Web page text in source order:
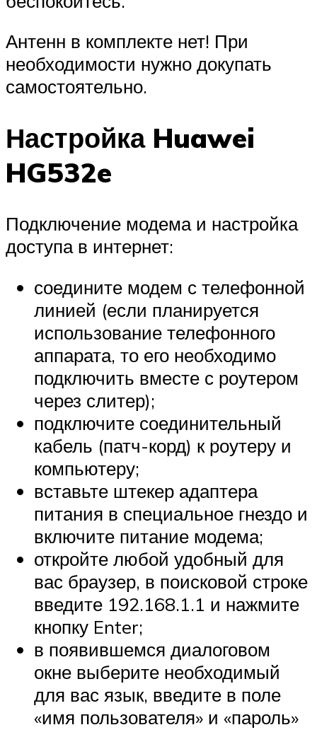
Антенн в комплекте нет! При
необходимости нужно докупать
самостоятельно.
Настройка Huawei
HG532e
Подключение модема и настройка
доступа в интернет:
соедините модем с телефонной
линией (если планируется
использование телефонного
аппарата, то его необходимо
подключить вместе с роутером
через слитер);
подключите соединительный
кабель (патч-корд) к роутеру и
компьютеру;
вставьте штекер адаптера
питания в специальное гнездо и
включите питание модема;
откройте любой удобный для
вас браузер, в поисковой строке
введите 192.168.1.1 и нажмите
кнопку Enter;
в появившемся диалоговом
окне выберите необходимый
для вас язык, введите в поле
«имя пользователя» и «пароль»